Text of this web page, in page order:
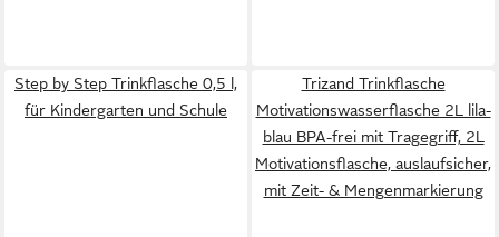
Step by Step Trinkflasche 0,5 l,
für Kindergarten und Schule
Trizand Trinkflasche
Motivationswasserflasche 2L lila-
blau BPA-frei mit Tragegriff, 2L
Motivationsflasche, auslaufsicher,
mit Zeit- & Mengenmarkierung